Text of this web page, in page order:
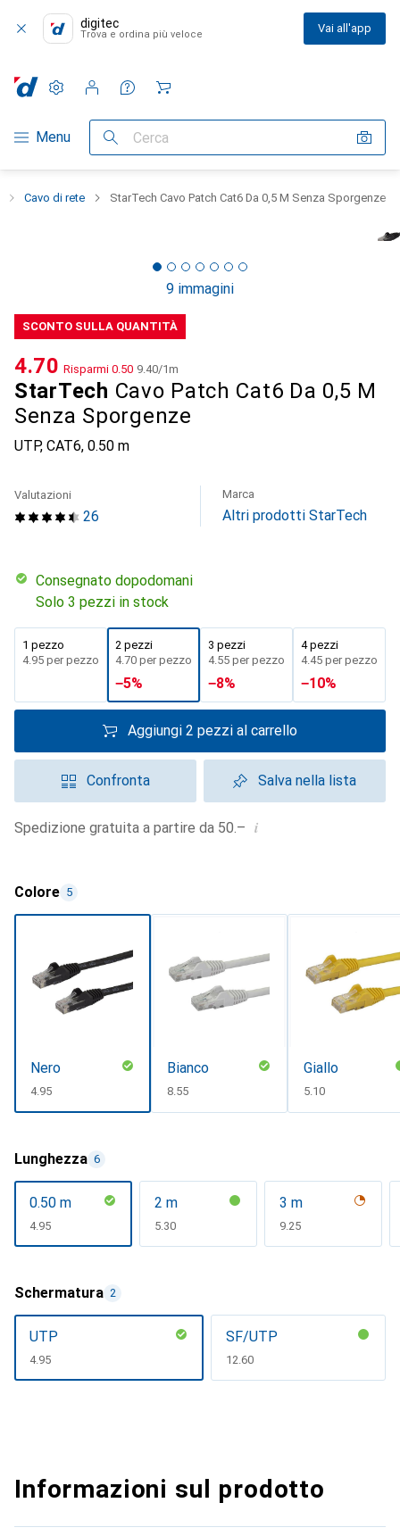
digitec
Trova e ordina più veloce Vai all'app
Categoria Navigazione
Menu Cerca
Impostazioni
Conto cliente
Liste di confronto
Liste dei desideri
Carrello
Cavo di rete StarTech Cavo Patch Cat6 Da 0,5 M Senza Sporgenze
9 immagini
SCONTO SULLA QUANTITÀ
StarTech Cavo Patch Cat6 Da 0,5 M
Senza Sporgenze
UTP, CAT6, 0.50 m
CHF
4.70 Risparmi CHF
0.50 CHF
9.40/1m
26
Valutazioni Marca
Altri prodotti StarTech
Consegnato dopodomani
Solo 3 pezzi in stock
1 pezzo
CHF
4.95 per pezzo
2 pezzi
CHF
4.70 per pezzo
−5%
3 pezzi
CHF
4.55 per pezzo
−8%
4 pezzi
CHF
4.45 per pezzo
−10%
Aggiungi 2 pezzi al carrello
Confronta Salva nella lista
Spedizione gratuita a partire da 50.– i
Colore 5
Nero
CHF
4.95
Bianco
CHF
8.55
Giallo
CHF
5.10
Lunghezza 6
0.50 m
CHF
4.95
2 m
CHF
5.30
3 m
CHF
9.25
Schermatura 2
UTP
CHF
4.95
SF/UTP
CHF
12.60
Informazioni sul prodotto